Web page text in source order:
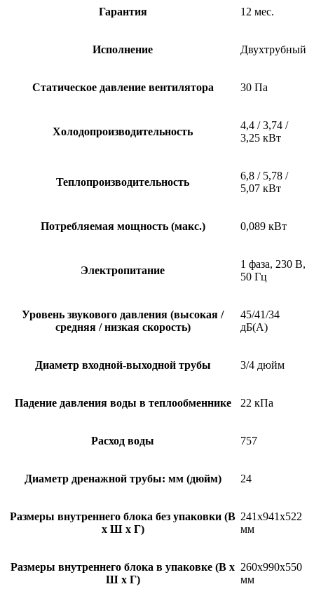
Гарантия 12 мес.
Исполнение Двухтрубный
Статическое давление вентилятора 30 Па
Холодопроизводительность
4,4 / 3,74 /
3,25 кВт
Теплопроизводительность
6,8 / 5,78 /
5,07 кВт
Потребляемая мощность (макс.) 0,089 кВт
Электропитание
1 фаза, 230 В,
50 Гц
Уровень звукового давления (высокая /
средняя / низкая скорость)
45/41/34
дБ(А)
Диаметр входной-выходной трубы 3/4 дюйм
Падение давления воды в теплообменнике 22 кПа
Расход воды 757
Диаметр дренажной трубы: мм (дюйм) 24
Размеры внутреннего блока без упаковки (В
х Ш х Г)
241х941х522
мм
Размеры внутреннего блока в упаковке (В х
Ш х Г)
260х990х550
мм